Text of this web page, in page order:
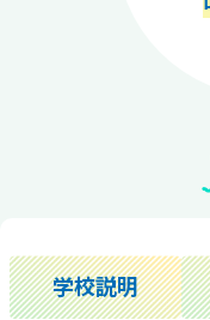
学校説明